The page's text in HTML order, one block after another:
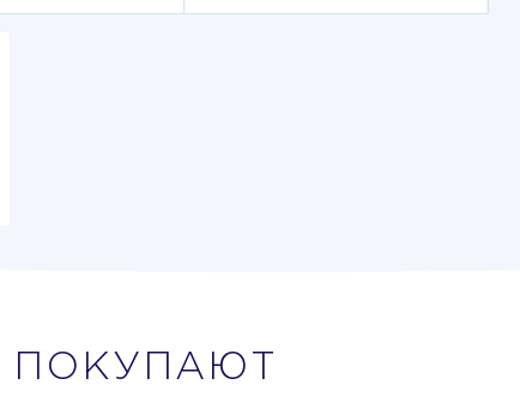
ПОКУПАЮТ